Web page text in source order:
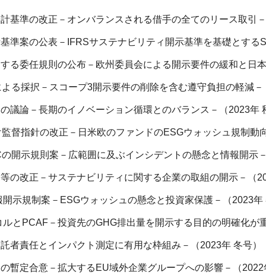
基準の改正－オンバランスされる借手の全てのリース取引
準案の公表－IFRSサステナビリティ開示基準を基礎とする
る委任規則の公布－欧州委員会による開示要件の緩和と日
る採択－スコープ3開示要件の削除を含む遵守負担の軽減
議論－長期のイノベーション循環とのバランス－（2023年
督指針の改正－日米欧のファンドのESGウォッシュ規制動
開示規則案－広範囲に及ぶインシデントの懸念と情報開示
の改正－サステナビリティに関する企業の取組の開示－（
示規制案－ESGウォッシュの懸念と投資家保護－（2023年
とPCAF－投資先のGHG排出量を開示する目的の明確化が
者責任とインパクト測定に有用な枠組み－（2023年 冬号）
暫定合意－拡大するEU域外企業グループへの影響－（2022